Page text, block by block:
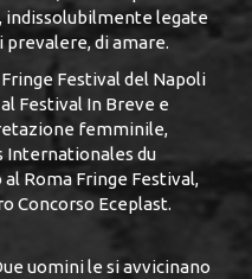
indissolubilmente legate
prevalere, di amare.
Festival del Napoli
Festival In Breve e
femminile,
Internationales du
Roma Fringe Festival,
Concorso Eceplast.
uomini le si avvicinano